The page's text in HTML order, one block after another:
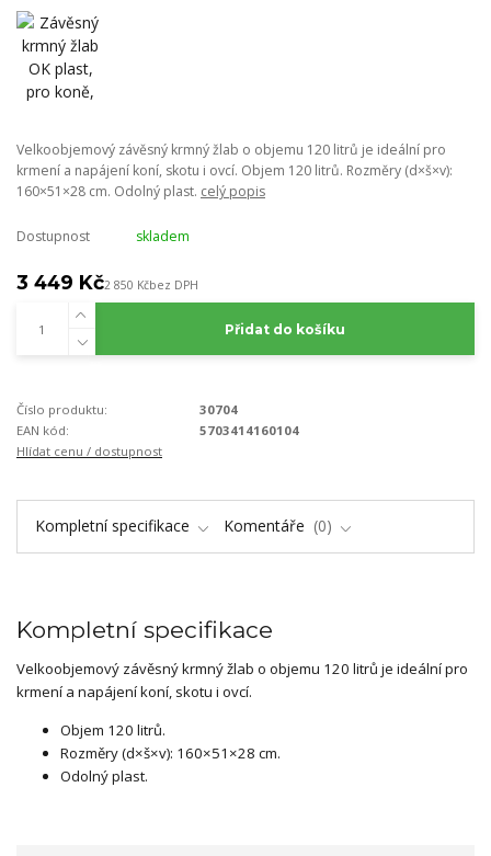
Velkoobjemový závěsný krmný žlab o objemu 120 litrů je ideální pro
krmení a napájení koní, skotu i ovcí. Objem 120 litrů. Rozměry (d×š×v):
160×51×28 cm. Odolný plast. celý popis
Dostupnost skladem
3 449 Kč2 850 Kčbez DPH
Přidat do košíku
Číslo produktu:
30704
EAN kód:
5703414160104
Hlídat cenu / dostupnost
Kompletní specifikace Komentáře 0
Kompletní specifikace
Velkoobjemový závěsný krmný žlab o objemu 120 litrů je ideální pro
krmení a napájení koní, skotu i ovcí.
Objem 120 litrů.
Rozměry (d×š×v): 160×51×28 cm.
Odolný plast.